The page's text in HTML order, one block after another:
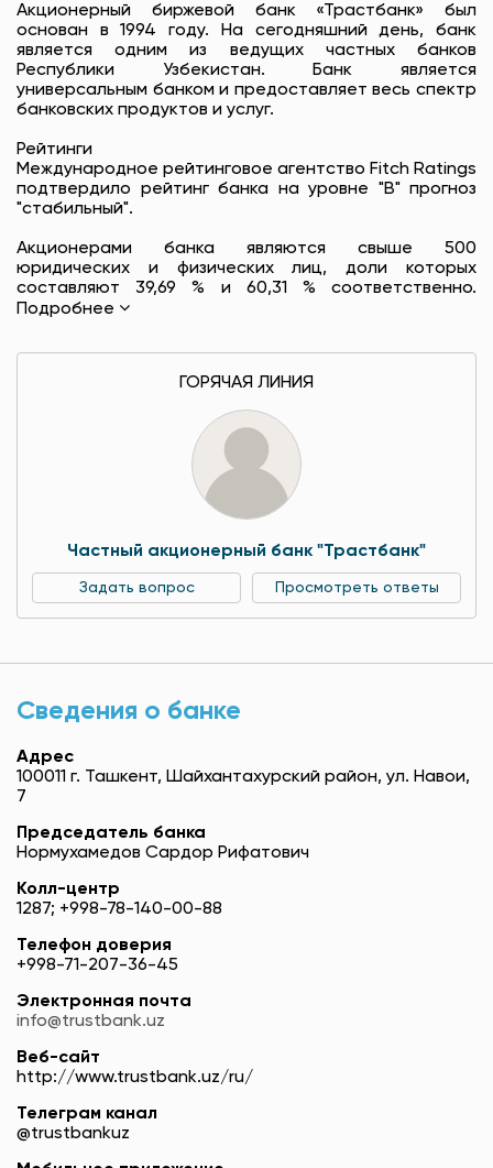
Акционерный биржевой банк «Трастбанк» был
основан в 1994 году. На сегодняшний день, банк
является одним из ведущих частных банков
Республики Узбекистан. Банк является
универсальным банком и предоставляет весь спектр
банковских продуктов и услуг.
Рейтинги
Международное рейтинговое агентство Fitch Ratings
подтвердило рейтинг банка на уровне "B" прогноз
"стабильный".
Акционерами банка являются свыше 500
юридических и физических лиц, доли которых
составляют 39,69 % и 60,31 % соответственно.
Подробнее
ГОРЯЧАЯ ЛИНИЯ
Частный акционерный банк "Трастбанк"
Задать вопрос Просмотреть ответы
Сведения о банке
Адрес
100011 г. Ташкент, Шайхантахурский район, ул. Навои,
7
Председатель банка
Нормухамедов Сардор Рифатович
Колл-центр
1287; +998-78-140-00-88
Телефон доверия
+998-71-207-36-45
Электронная почта
info@trustbank.uz
Веб-сайт
http://www.trustbank.uz/ru/
Телеграм канал
@trustbankuz